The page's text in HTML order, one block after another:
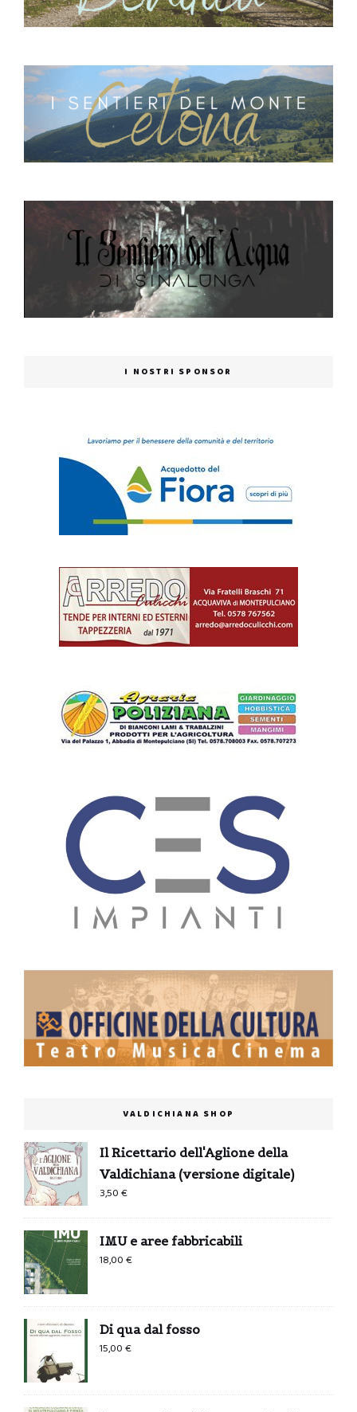
I NOSTRI SPONSOR
VALDICHIANA SHOP
Il Ricettario dell'Aglione della
Valdichiana (versione digitale)
3,50€
IMU e aree fabbricabili
18,00€
Di qua dal fosso
15,00€